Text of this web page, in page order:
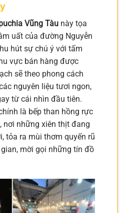
Vũng Tàu này tọa
uất của đường Nguyễn
hút sự chú ý với tấm
vực bán hàng được
sẽ theo phong cách
nguyên liệu tươi ngon,
từ cái nhìn đầu tiên.
là bếp than hồng rực
nơi những xiên thịt đang
tỏa ra mùi thơm quyến rũ
mời gọi những tín đồ